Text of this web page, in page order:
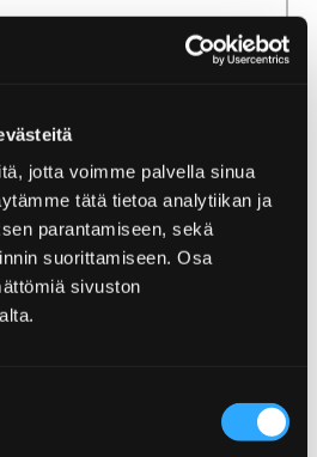
jotta voimme palvella sinua
tätä tietoa analytiikan ja
parantamiseen, sekä
suorittamiseen. Osa
sivuston
kahvilat ja